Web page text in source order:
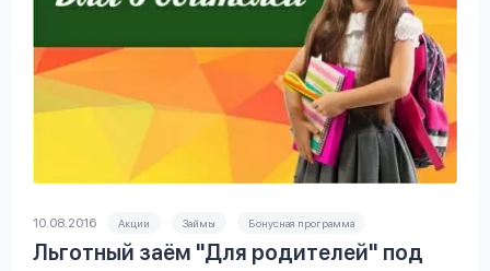
10.08.2016 Акции Займы Бонусная программа
Льготный заём "Для родителей" под